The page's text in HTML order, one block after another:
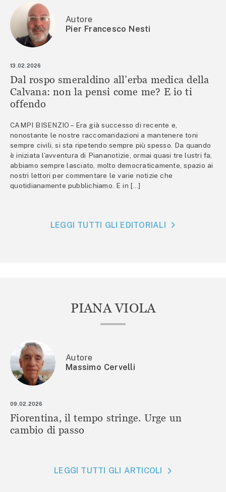
Autore
Pier Francesco Nesti
13.02.2026
Dal rospo smeraldino all’erba medica della
Calvana: non la pensi come me? E io ti
offendo
CAMPI BISENZIO – Era già successo di recente e,
nonostante le nostre raccomandazioni a mantenere toni
sempre civili, si sta ripetendo sempre più spesso. Da quando
è iniziata l’avventura di Piananotizie, ormai quasi tre lustri fa,
abbiamo sempre lasciato, molto democraticamente, spazio ai
nostri lettori per commentare le varie notizie che
quotidianamente pubblichiamo. E in […]
LEGGI TUTTI GLI EDITORIALI
PIANA VIOLA
Autore
Massimo Cervelli
09.02.2026
Fiorentina, il tempo stringe. Urge un
cambio di passo
LEGGI TUTTI GLI ARTICOLI